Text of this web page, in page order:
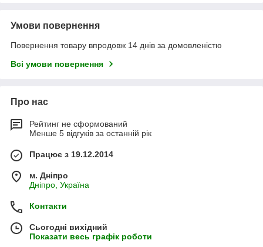
Умови повернення
Повернення товару впродовж 14 днів за домовленістю
Всі умови повернення
Про нас
Рейтинг не сформований
Менше 5 відгуків за останній рік
Працює з 19.12.2014
м. Дніпро
Дніпро, Україна
Контакти
Сьогодні вихідний
Показати весь графік роботи